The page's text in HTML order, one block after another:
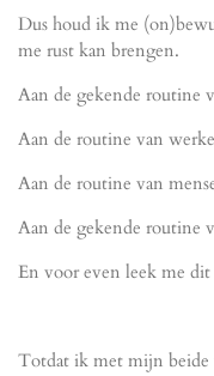
Dus houd ik me
me rust kan brengen.
Aan de gekende routine
Aan de routine van
Aan de routine van
Aan de gekende routine
En voor even leek me
Totdat ik met mijn beide